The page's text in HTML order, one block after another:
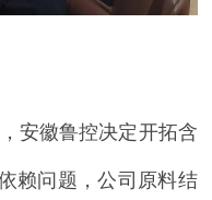
安徽鲁控决定开拓含
赖问题，公司原料结